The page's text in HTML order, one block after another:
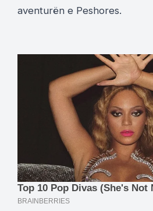
aventurën e Peshores.